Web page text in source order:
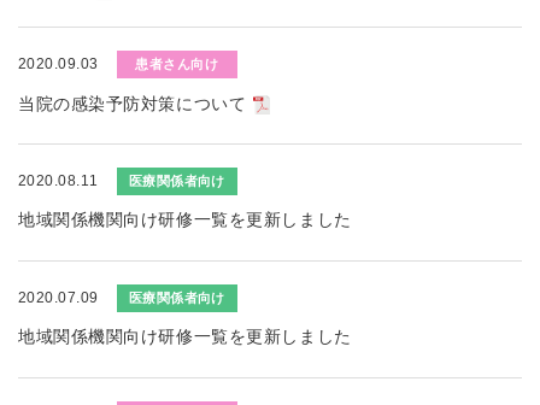
2020.09.03 患者さん向け
当院の感染予防対策について
2020.08.11 医療関係者向け
地域関係機関向け研修一覧を更新しました
2020.07.09 医療関係者向け
地域関係機関向け研修一覧を更新しました